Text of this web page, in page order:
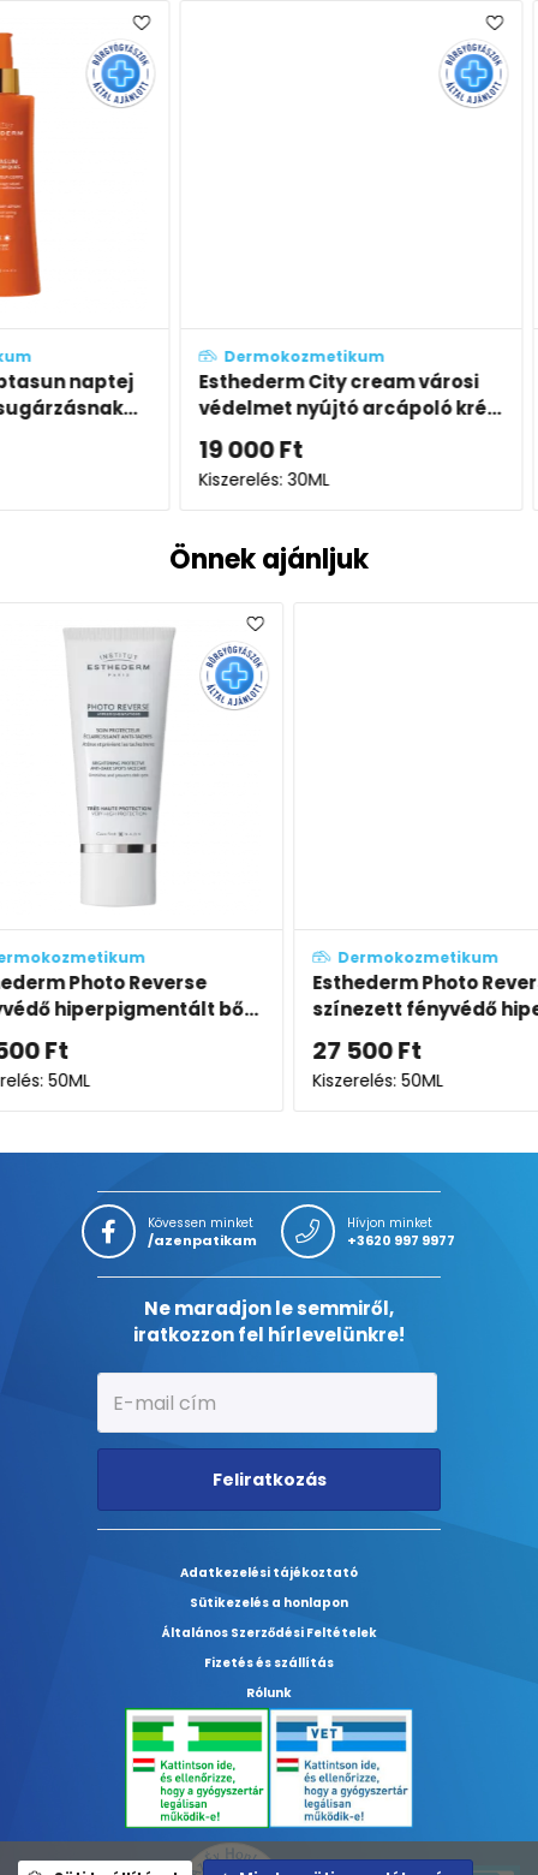
Dermokozmetikum
Esthederm City cream városi
védelmet nyújtó arcápoló kré...
Ft
Kiszerelés: 30ML
Önnek ajánljuk
bő...
Dermokozmetikum
Esthederm Photo Reverse
színezett fényvédő hiperpigm...
Kövessen minket
/azenpatikam
Hívjon minket
+3620 997 9977
Ne maradjon le semmiről,
iratkozzon fel hírlevelünkre!
Feliratkozás
Adatkezelési tájékoztató
Sütikezelés a honlapon
Általános Szerződési Feltételek
Fizetés és szállítás
Rólunk